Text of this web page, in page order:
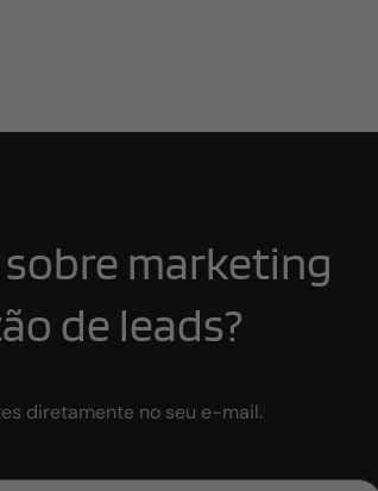
marketing
de leads?
diretamente no seu e-mail.